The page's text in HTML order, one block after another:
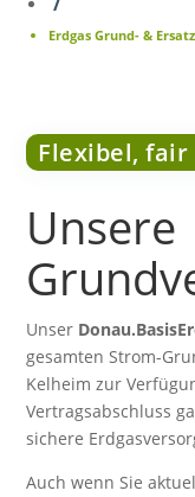
Erdgas Grund- &
Flexibel,
Unsere
Unser
gesamten Strom-
Kelheim zur
Vertragsabschluss
sichere
Auch wenn Sie